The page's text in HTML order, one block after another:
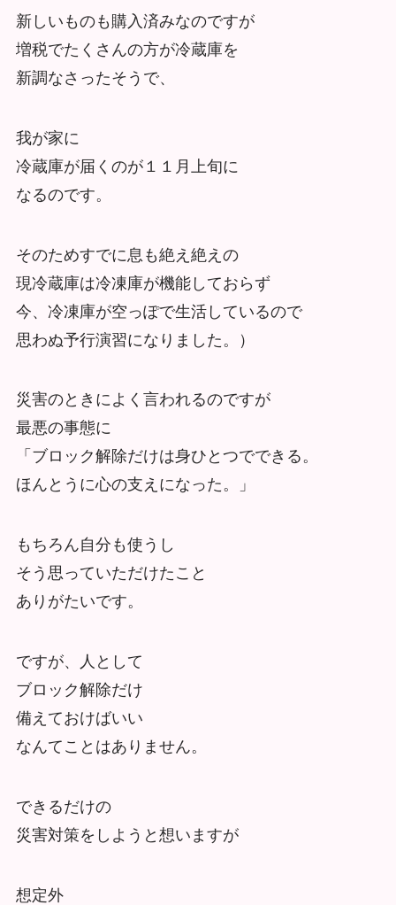
新しいものも購入済みなのですが
増税でたくさんの方が冷蔵庫を
新調なさったそうで、
我が家に
冷蔵庫が届くのが１１月上旬に
なるのです。
そのためすでに息も絶え絶えの
現冷蔵庫は冷凍庫が機能しておらず
今、冷凍庫が空っぽで生活しているので
思わぬ予行演習になりました。）
災害のときによく言われるのですが
最悪の事態に
「ブロック解除だけは身ひとつでできる。
ほんとうに心の支えになった。」
もちろん自分も使うし
そう思っていただけたこと
ありがたいです。
ですが、人として
ブロック解除だけ
備えておけばいい
なんてことはありません。
できるだけの
災害対策をしようと想いますが
想定外